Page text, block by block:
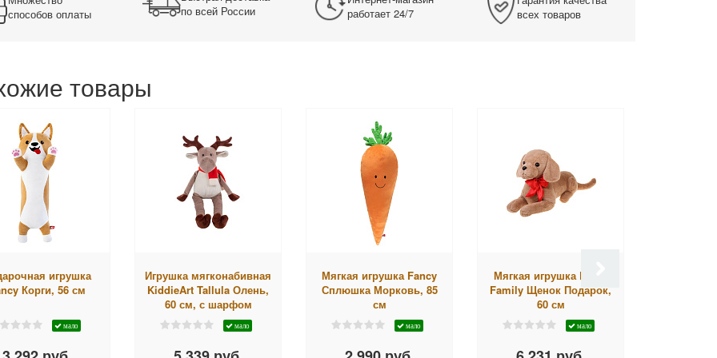
способов оплаты
по всей России
работает 24/7
всех товаров
товары
игрушка
Корги, 56 см
мало
Игрушка мягконабивная
KiddieArt Tallula Олень,
60 см, с шарфом
мало
Мягкая игрушка Fancy
Сплюшка Морковь, 85
см
мало
Мягкая игрушка Fluffy
Family Щенок Подарок,
60 см
мало